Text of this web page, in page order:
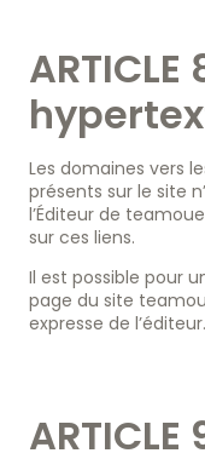
ARTICLE
Les domaines vers
présents sur le site
l’Éditeur de
sur ces liens.
Il est possible pour
page du site
expresse de l’éditeur.